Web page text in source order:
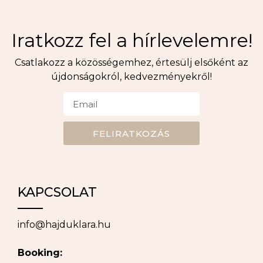
Iratkozz fel a hírlevelemre!
Csatlakozz a közösségemhez, értesülj elsőként az
újdonságokról, kedvezményekről!
FELIRATKOZÁS
KAPCSOLAT
info@hajduklara.hu
Booking: